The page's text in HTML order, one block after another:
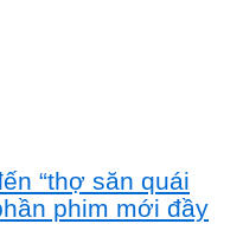
“thợ săn quái
phim mới đầy